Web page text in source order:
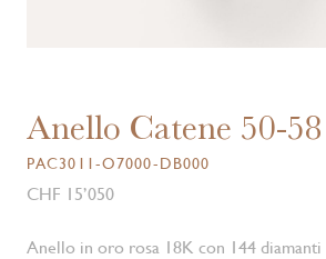
Anello Catene 50-58
PAC3011-O7000-DB000
CHF 15’050
Anello in oro rosa 18K con 144 diamanti